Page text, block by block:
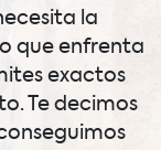
la
que enfrenta
exactos
Te decimos